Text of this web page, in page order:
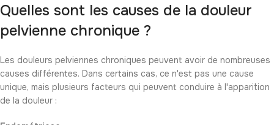
Quelles sont les causes de la douleur
pelvienne chronique ?
Les douleurs pelviennes chroniques peuvent avoir de nombreuses
causes différentes. Dans certains cas, ce n'est pas une cause
unique, mais plusieurs facteurs qui peuvent conduire à l'apparition
de la douleur :